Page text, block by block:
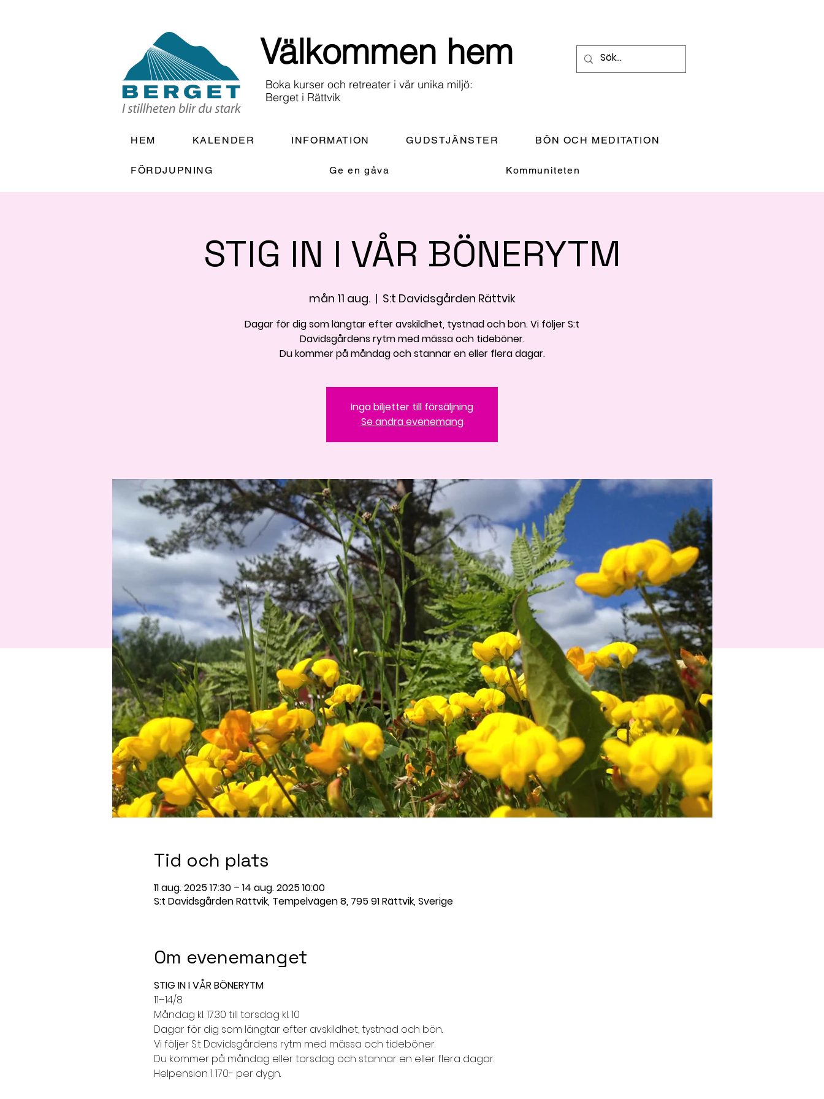
Välkommen hem
Boka kurser och retreater i vår unika miljö:
Berget i Rättvik
HEM KALENDER INFORMATION GUDSTJÄNSTER BÖN OCH MEDITATION
FÖRDJUPNING Ge en gåva Kommuniteten
STIG IN I VÅR BÖNERYTM
mån 11 aug.
  |
S:t Davidsgården Rättvik
Dagar för dig som längtar efter avskildhet, tystnad och bön. Vi följer S:t
Davidsgårdens rytm med mässa och tideböner.
Du kommer på måndag och stannar en eller flera dagar.
Inga biljetter till försäljning
Se andra evenemang
Tid och plats
11 aug. 2025 17:30 – 14 aug. 2025 10:00
S:t Davidsgården Rättvik, Tempelvägen 8, 795 91 Rättvik, Sverige
Om evenemanget
STIG IN I VÅR BÖNERYTM
11–14/8
Måndag kl. 17.30 till torsdag kl. 10
Dagar för dig som längtar efter avskildhet, tystnad och bön.
Vi följer S:t Davidsgårdens rytm med mässa och tideböner.
Du kommer på måndag eller torsdag och stannar en eller flera dagar.
Helpension 1 170:- per dygn.